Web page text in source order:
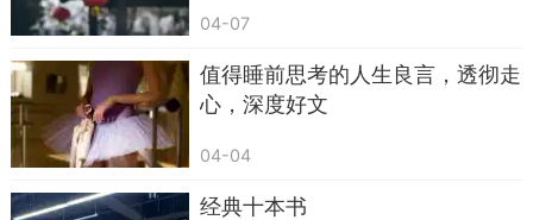
04-07
值得睡前思考的人生良言，透彻走
心，深度好文
04-04
经典十本书